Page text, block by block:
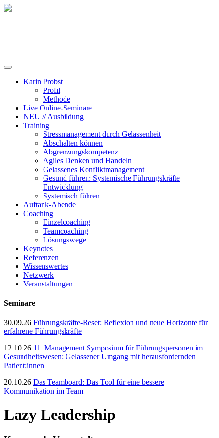
Karin Probst
Profil
Methode
Live Online-Seminare
NEU // Ausbildung
Training
Stressmanagement durch Gelassenheit
Abschalten können
Abgrenzungskompetenz
Agiles Denken und Handeln
Gelassenes Konfliktmanagement
Gesund führen: Systemische Führungskräfte
Entwicklung
Systemisch führen
Auftank-Abende
Coaching
Einzelcoaching
Teamcoaching
Lösungswege
Keynotes
Referenzen
Wissenswertes
Netzwerk
Veranstaltungen
Seminare
30.09.26 Führungskräfte-Reset: Reflexion und neue Horizonte für
erfahrene Führungskräfte
12.10.26 11. Management Symposium für Führungspersonen im
Gesundheitswesen: Gelassener Umgang mit herausfordernden
Patient:innen
20.10.26 Das Teamboard: Das Tool für eine bessere
Kommunikation im Team
Lazy Leadership